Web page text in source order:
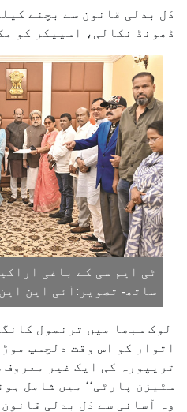
دَل بدلی قانون سے بچنے
ڈھونڈ نکالی، اسپیکر کو
ٹی ایم سی کے باغی
ساتھ- تصویر:آئی این این
لوک سبھا میں ترنمول
اتوار کو اس وقت دلچسپ
تریپورہ کی ایک غیر معروف
سٹیزن پارٹی‘‘ میں شامل
وہ آسانی سے دَل بدلی